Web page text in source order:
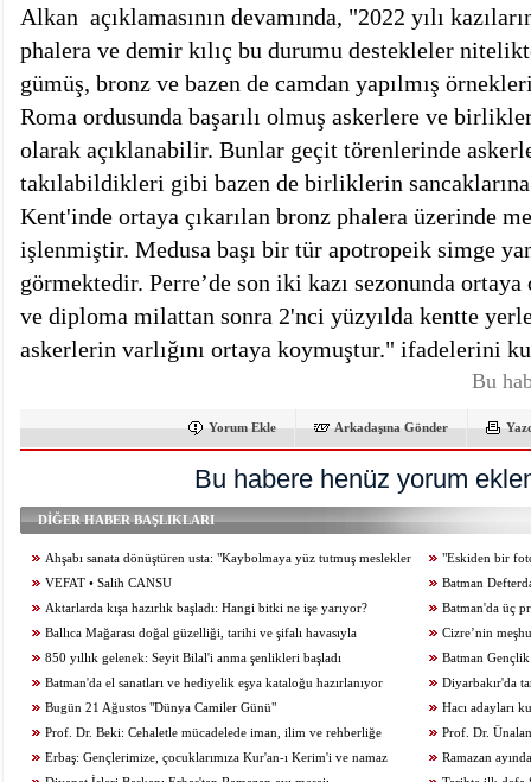
Alkan açıklamasının devamında, "2022 yılı
phalera ve demir kılıç bu durumu destekleler
gümüş, bronz ve bazen de camdan yapılmış
Roma ordusunda başarılı olmuş askerlere ve
olarak açıklanabilir. Bunlar geçit törenlerinde
takılabildikleri gibi bazen de birliklerin
Kent'inde ortaya çıkarılan bronz phalera üzerinde
işlenmiştir. Medusa başı bir tür apotropeik simge
görmektedir. Perre’de son iki kazı sezonunda
ve diploma milattan sonra 2'nci yüzyılda kentte
askerlerin varlığını ortaya koymuştur." ifadelerini
Bu
Yorum Ekle Arkadaşına Gönder
Bu habere henüz yorum
DİĞER HABER BAŞLIKLARI
Ahşabı sanata dönüştüren usta: "Kaybolmaya yüz tutmuş meslekler
desteklenmeli"
"Eskiden bir
birkaç tık yetiyor"
VEFAT • Salih CANSU
Batman
Aktarlarda kışa hazırlık başladı: Hangi bitki ne işe yarıyor?
Batman'da üç
Ballıca Mağarası doğal güzelliği, tarihi ve şifalı havasıyla
ziyaretçilerini büyülüyor
Cizre’nin
850 yıllık gelenek: Seyit Bilal'i anma şenlikleri başladı
Batman
Batman'da el sanatları ve hediyelik eşya kataloğu hazırlanıyor
Diyarbakır'da
Bugün 21 Ağustos "Dünya Camiler Günü"
Hacı adayları
Prof. Dr. Beki: Cehaletle mücadelede iman, ilim ve rehberliğe
ihtiyaç var!
Prof. Dr.
değil, ruhen ve
Erbaş: Gençlerimize, çocuklarımıza Kur'an-ı Kerim'i ve namaz
Ramazan